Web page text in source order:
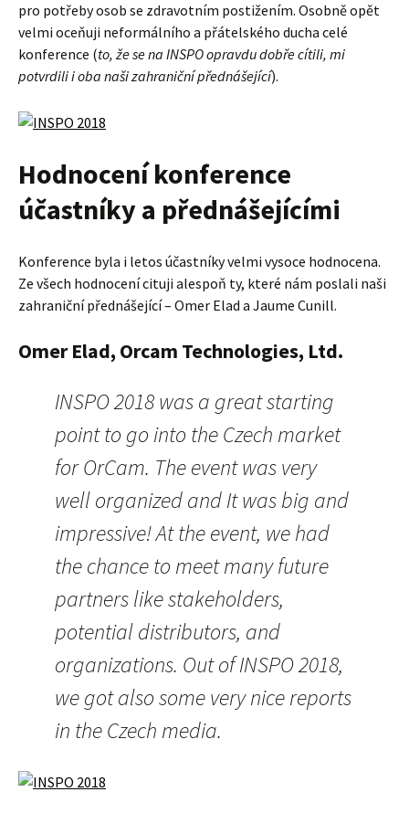
pro potřeby osob se zdravotním postižením. Osobně opět
velmi oceňuji neformálního a přátelského ducha celé
konference (to, že se na INSPO opravdu dobře cítili, mi
potvrdili i oba naši zahraniční přednášející).
Hodnocení konference
účastníky a přednášejícími
Konference byla i letos účastníky velmi vysoce hodnocena.
Ze všech hodnocení cituji alespoň ty, které nám poslali naši
zahraniční přednášející – Omer Elad a Jaume Cunill.
Omer Elad, Orcam Technologies, Ltd.
INSPO 2018 was a great starting
point to go into the Czech market
for OrCam. The event was very
well organized and It was big and
impressive! At the event, we had
the chance to meet many future
partners like stakeholders,
potential distributors, and
organizations. Out of INSPO 2018,
we got also some very nice reports
in the Czech media.